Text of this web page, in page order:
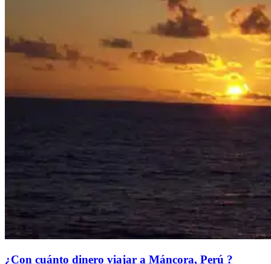
¿Con cuánto dinero viajar a Máncora, Perú ?